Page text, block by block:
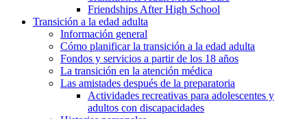
Friendships After High School
Transición a la edad adulta
Información general
Cómo planificar la transición a la edad adulta
Fondos y servicios a partir de los 18 años
La transición en la atención médica
Las amistades después de la preparatoria
Actividades recreativas para adolescentes y
adultos con discapacidades